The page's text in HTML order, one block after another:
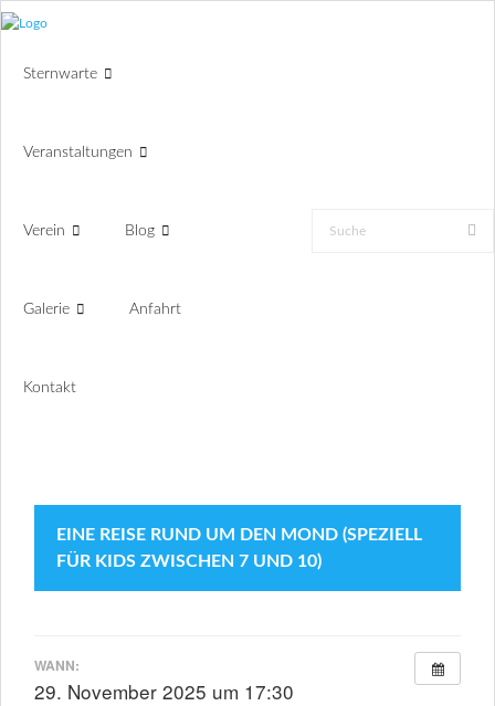
Sternwarte
Veranstaltungen
Verein Blog
Galerie Anfahrt
Kontakt
EINE REISE RUND UM DEN MOND (SPEZIELL
FÜR KIDS ZWISCHEN 7 UND 10)
WANN:
29. November 2025 um 17:30